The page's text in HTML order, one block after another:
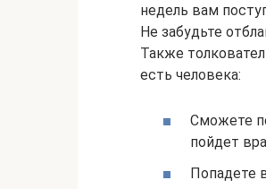
недель вам
Не забудьте
Также
есть человека:
Сможете
пойдет
Попадете